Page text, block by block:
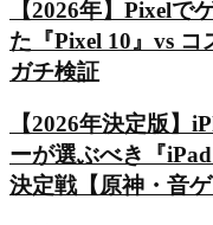
【2026年】Pixelで
た『Pixel 10』vs
ガチ検証
【2026年決定版】
ーが選ぶべき『
決定戦【原神・音ゲ